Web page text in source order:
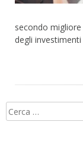
secondo
degli